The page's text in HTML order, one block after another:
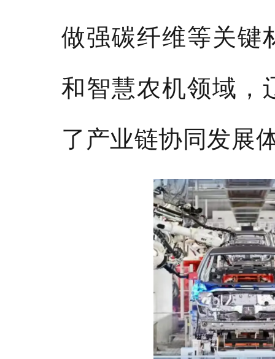
做强碳纤维等关键
和智慧农机领域，
了产业链协同发展